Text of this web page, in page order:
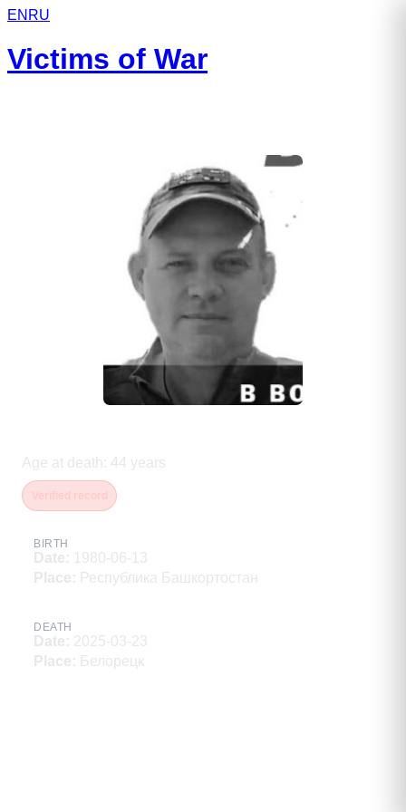
EN RU
Victims of War
Age at death : 44 years
BIRTH
Date: 1980-06-13
Place: Республика Башкортостан
DEATH
Date: 2025-03-23
Place: Белорецк